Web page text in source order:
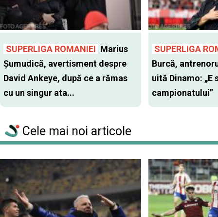
SUPERLIGA ROMANIEI Marius
Şumudică, avertisment despre
David Ankeye, după ce a rămas
cu un singur ata...
SUPERLIGA
Burcă,
uită Dinamo: „E
campionatului”
Cele mai noi articole